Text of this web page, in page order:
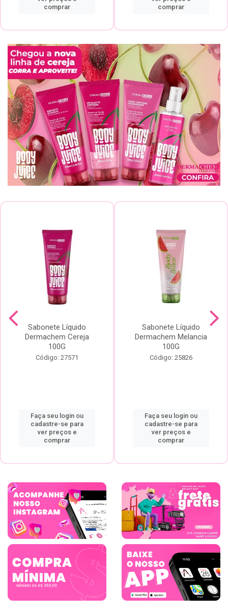
comprar
comprar
Sabonete Líquido
Dermachem Cereja
100G
Código: 27571
Faça seu login ou
cadastre-se para
ver preços e
comprar
Sabonete Líquido
Dermachem Melancia
100G
Código: 25826
Faça seu login ou
cadastre-se para
ver preços e
comprar